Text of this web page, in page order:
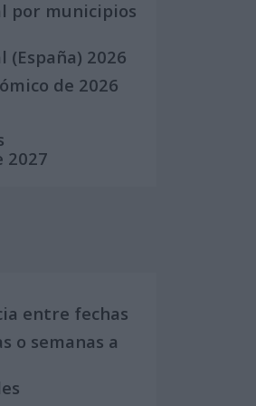
por municipios
(España) 2026
de 2026
2027
entre fechas
o semanas a